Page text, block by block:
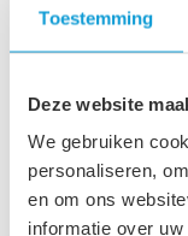
Toestemming
Deze website
We gebruiken
personaliseren,
en om ons
informatie over
Recent